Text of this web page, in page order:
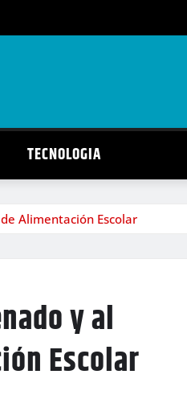
TECNOLOGIA
Alimentación Escolar
y al
Escolar